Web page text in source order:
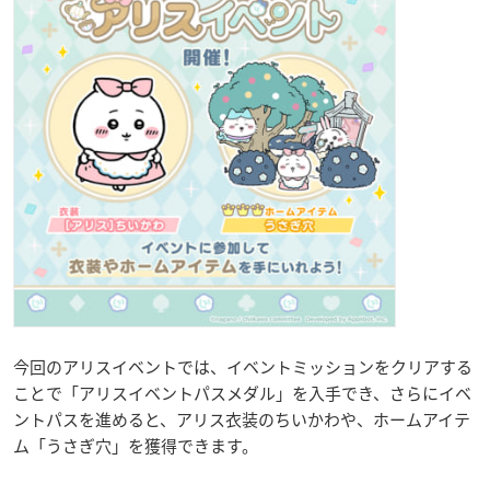
今回のアリスイベントでは、イベントミッションをクリアする
ことで「アリスイベントパスメダル」を入手でき、さらにイベ
ントパスを進めると、アリス衣装のちいかわや、ホームアイテ
ム「うさぎ穴」を獲得できます。